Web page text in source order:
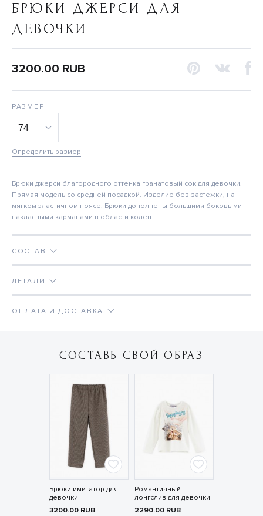
БРЮКИ ДЖЕРСИ ДЛЯ
ДЕВОЧКИ
3200.00 RUB
РАЗМЕР
Определить размер
Брюки джерси благородного оттенка гранатовый сок для девочки.
Прямая модель со средней посадкой. Изделие без застежки, на
мягком эластичном поясе. Брюки дополнены большими боковыми
накладными карманами в области колен.
СОСТАВ
ДЕТАЛИ
ОПЛАТА И ДОСТАВКА
СОСТАВЬ СВОЙ ОБРАЗ
Брюки имитатор для
девочки
3200.00 RUB
Романтичный
лонгслив для девочки
2290.00 RUB